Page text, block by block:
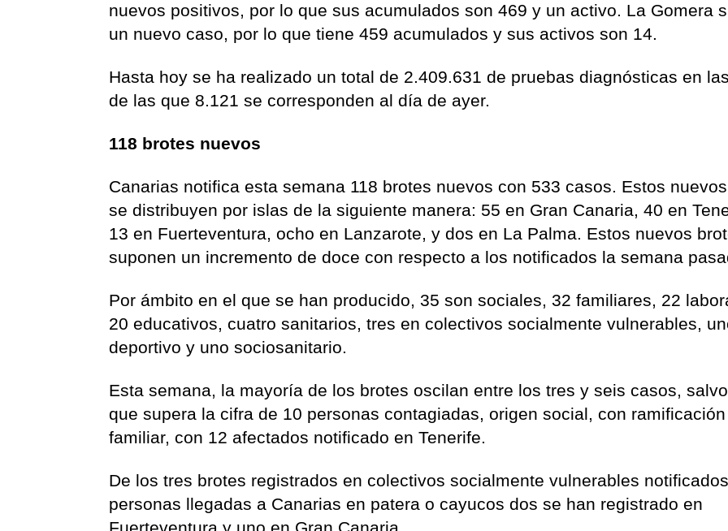
nuevos positivos, por lo que sus acumulados son 469 y un activo. La Gomera
un nuevo caso, por lo que tiene 459 acumulados y sus activos son 14.
Hasta hoy se ha realizado un total de 2.409.631 de pruebas diagnósticas en
de las que 8.121 se corresponden al día de ayer.
118 brotes nuevos
Canarias notifica esta semana 118 brotes nuevos con 533 casos. Estos
se distribuyen por islas de la siguiente manera: 55 en Gran Canaria, 40 en
13 en Fuerteventura, ocho en Lanzarote, y dos en La Palma. Estos nuevos
suponen un incremento de doce con respecto a los notificados la semana
Por ámbito en el que se han producido, 35 son sociales, 32 familiares, 22
20 educativos, cuatro sanitarios, tres en colectivos socialmente vulnerables,
deportivo y uno sociosanitario.
Esta semana, la mayoría de los brotes oscilan entre los tres y seis casos,
que supera la cifra de 10 personas contagiadas, origen social, con ramificación
familiar, con 12 afectados notificado en Tenerife.
De los tres brotes registrados en colectivos socialmente vulnerables
personas llegadas a Canarias en patera o cayucos dos se han registrado en